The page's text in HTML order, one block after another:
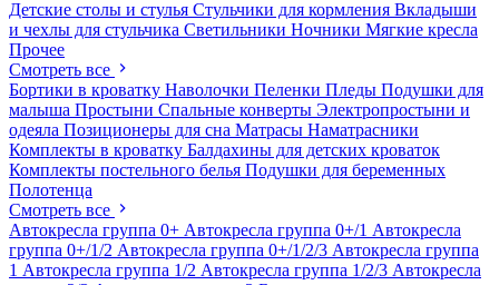
Детские столы и стулья Стульчики для кормления Вкладыши
и чехлы для стульчика Светильники Ночники Мягкие кресла
Прочее
Смотреть все
Бортики в кроватку Наволочки Пеленки Пледы Подушки для
малыша Простыни Спальные конверты Электропростыни и
одеяла Позиционеры для сна Матрасы Наматрасники
Комплекты в кроватку Балдахины для детских кроваток
Комплекты постельного белья Подушки для беременных
Полотенца
Смотреть все
Автокресла группа 0+ Автокресла группа 0+/1 Автокресла
группа 0+/1/2 Автокресла группа 0+/1/2/3 Автокресла группа
1 Автокресла группа 1/2 Автокресла группа 1/2/3 Автокресла